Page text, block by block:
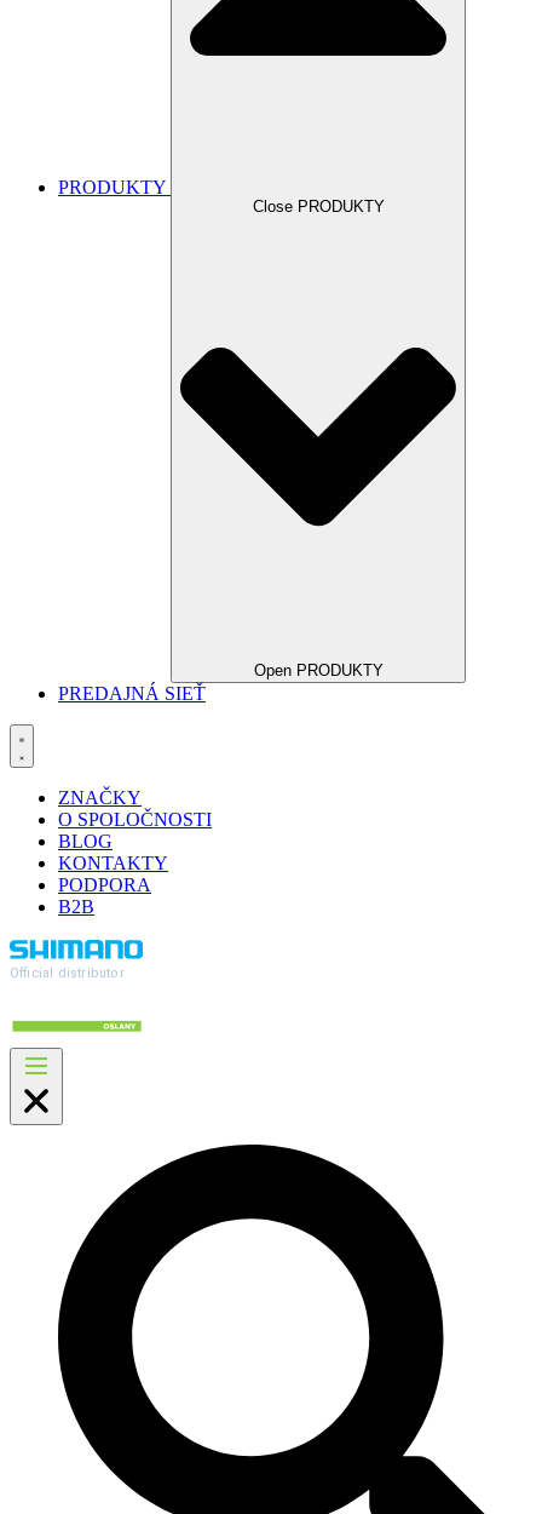
PRODUKTY
Close PRODUKTY
Open PRODUKTY
PREDAJNÁ SIEŤ
ZNAČKY
O SPOLOČNOSTI
BLOG
KONTAKTY
PODPORA
B2B
Official distributor